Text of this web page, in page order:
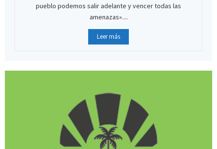
pueblo podemos salir adelante y vencer todas las
amenazas»....
Leer más